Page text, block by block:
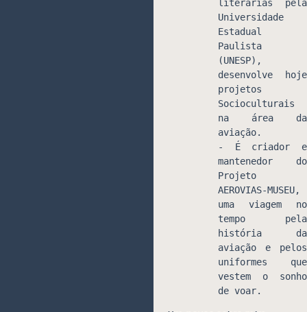
literárias pela
Universidade
Estadual
Paulista
(UNESP),
desenvolve hoje
projetos
Socioculturais
na área da
aviação.
- É criador e
mantenedor do
Projeto
AEROVIAS-MUSEU,
uma viagem no
tempo pela
história da
aviação e pelos
uniformes que
vestem o sonho
de voar.